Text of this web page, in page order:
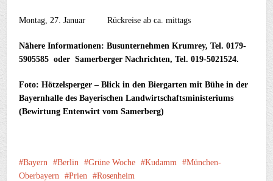
Montag, 27. Januar Rückreise ab ca. mittags
Nähere Informationen: Busunternehmen Krumrey, Tel. 0179-
5905585 oder Samerberger Nachrichten, Tel. 019-5021524.
Foto: Hötzelsperger – Blick in den Biergarten mit Bühe in der
Bayernhalle des Bayerischen Landwirtschaftsministeriums
(Bewirtung Entenwirt vom Samerberg)
Bayern Berlin Grüne Woche Kudamm
München-
Oberbayern
Prien Rosenheim